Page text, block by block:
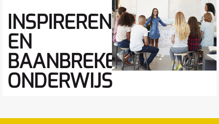
INSPIREREND
EN
BAANBREKEND
ONDERWIJS